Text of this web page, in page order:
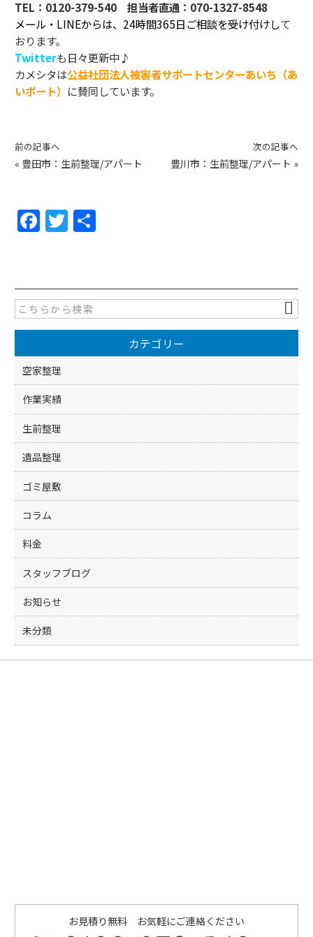
TEL： 0120-379-540 担当者直通： 070-1327-8548
メール・LINEからは、24時間365日ご相談を受け付けして
おります。
Twitterも日々更新中♪
カメシタは公益社団法人被害者サポートセンターあいち（あ
いポート） に賛同しています。
前の記事へ
« 豊田市：生前整理/アパート
次の記事へ
豊川市：生前整理/アパート »
F
a
e
b
o
o
k
T
w
er
カテゴリー
空家整理
作業実績
生前整理
遺品整理
ゴミ屋敷
コラム
料金
スタッフブログ
お知らせ
未分類
お見積り無料 お気軽にご連絡ください